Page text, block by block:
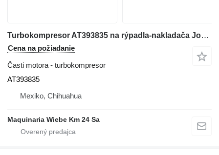
Turbokompresor AT393835 na rýpadla-nakladača John Deere 310SJ
Cena na požiadanie
Časti motora - turbokompresor
AT393835
Mexiko, Chihuahua
Maquinaria Wiebe Km 24 Sa